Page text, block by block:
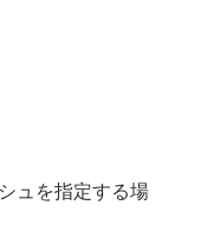
ュを指定する場